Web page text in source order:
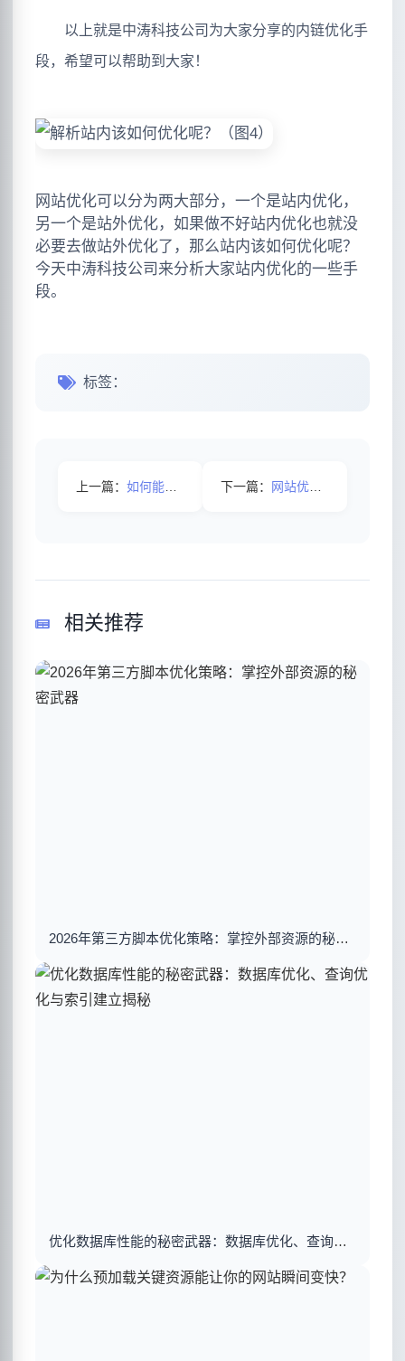
以上就是中涛科技公司为大家分享的内链优化手
段，希望可以帮助到大家！
网站优化可以分为两大部分，一个是站内优化，
另一个是站外优化，如果做不好站内优化也就没
必要去做站外优化了，那么站内该如何优化呢？
今天中涛科技公司来分析大家站内优化的一些手
段。
标签：
上一篇： 如何能降低网站的跳出率呢？ 下一篇： 网站优化这些误区千万不能触碰！
相关推荐
2026年第三方脚本优化策略：掌控外部资源的秘密武器
优化数据库性能的秘密武器：数据库优化、查询优化与索引建立揭秘